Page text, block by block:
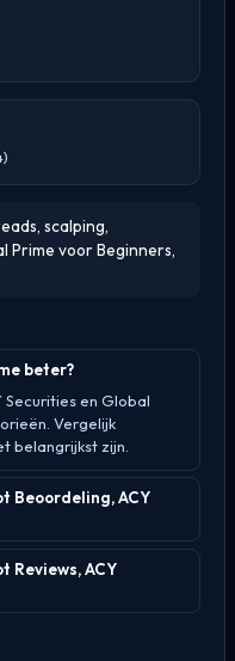
scalping,
Prime voor Beginners,
beter?
en Global
Vergelijk
belangrijkst zijn.
Beoordeling, ACY
Reviews, ACY